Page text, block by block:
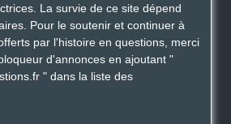
La survie de ce site dépend
Pour le soutenir et continuer à
par l'histoire en questions, merci
d'annonces en ajoutant "
" dans la liste des